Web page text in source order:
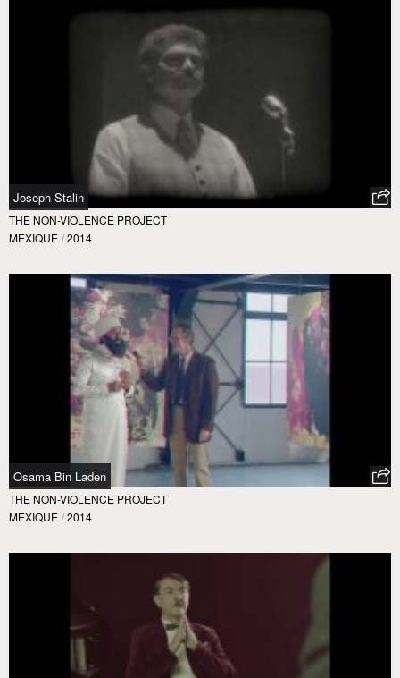
Joseph Stalin
THE NON-VIOLENCE PROJECT
MEXIQUE / 2014
Osama Bin Laden
THE NON-VIOLENCE PROJECT
MEXIQUE / 2014